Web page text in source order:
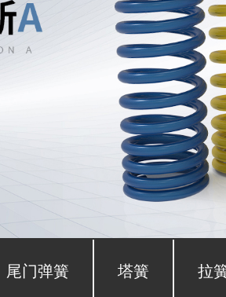
尾门弹簧 塔簧 拉